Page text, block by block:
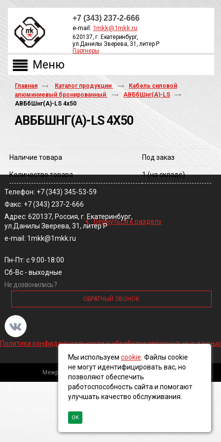
+7 (343) 237-2-666
e-mail: 1mkk@1mkk.ru
620137, г. Екатеринбург,
ул.Данилы Зверева, 31, литер Р
Партнеры
Главная Каталог продукции
Кабель силовой
алюминиевый бронированный
АВБбШнг(А)-LS
АВБбШнг(A)-LS 4х50
АВББШНГ(A)-LS 4Х50
Наличие товара Под заказ
Количество товара 1(на складе)
‹ Вернуться к разделу
Телефон: +7 (343) 345-53-59
Факс: +7 (343) 237-2-666
Адрес: 620137, Россия, г. Екатеринбург,
ул.Данилы Зверева, 31, литер Р
e-mail: 1mkk@1mkk.ru
Пн-Пт: с 9:00-18:00
Сб-Вс - выходные
Не дозвонились?
ОБРАТНЫЙ ЗВОНОК
Политика конфиденциальности и обработки персональных данных
Межрегиональная кабельная компания, 2016 ©
Мы используем cookie . Файлы cookie
не могут идентифицировать вас, но
позволяют обеспечить
работоспособность сайта и помогают
улучшать качество обслуживания.
ОК